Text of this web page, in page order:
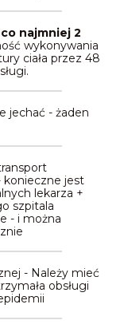
co najmniej 2
wykonywania
ciała przez 48
jechać - żaden
konieczne jest
lekarza +
szpitala
- i można
- Należy mieć
obsługi